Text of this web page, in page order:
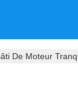
De Moteur